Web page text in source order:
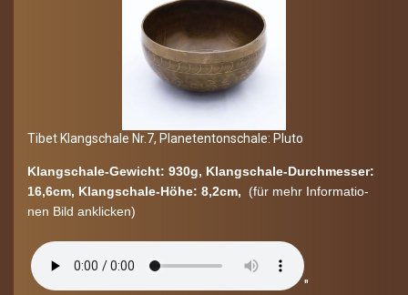
Tibet Klang­scha­le Nr.7, Pla­ne­ten­ton­scha­le: Pluto
Klangschale-​Gewicht: 930g, Klangschale-​Durchmesser:
16,6cm, Klangschale-​Höhe: 8,2cm, (für mehr In­for­ma­tio­
nen Bild an­kli­cken)
"